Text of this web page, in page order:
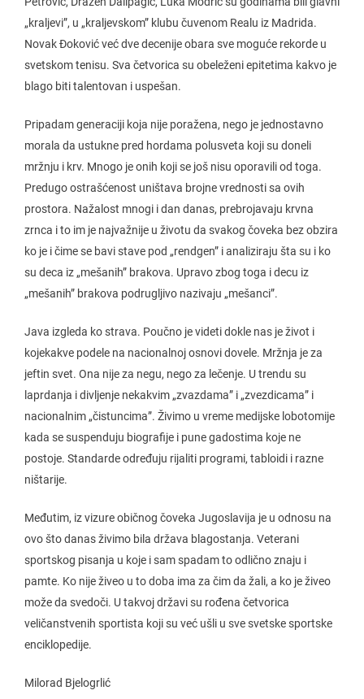
„kraljevi”, u „kraljevskom” klubu čuvenom Realu iz Madrida.
Novak Đoković već dve decenije obara sve moguće rekorde u
svetskom tenisu. Sva četvorica su obeleženi epitetima kakvo je
blago biti talentovan i uspešan.
Pripadam generaciji koja nije poražena, nego je jednostavno
morala da ustukne pred hordama polusveta koji su doneli
mržnju i krv. Mnogo je onih koji se još nisu oporavili od toga.
Predugo ostrašćenost uništava brojne vrednosti sa ovih
prostora. Nažalost mnogi i dan danas, prebrojavaju krvna
zrnca i to im je najvažnije u životu da svakog čoveka bez obzira
ko je i čime se bavi stave pod „rendgen” i analiziraju šta su i ko
su deca iz „mešanih” brakova. Upravo zbog toga i decu iz
„mešanih” brakova podrugljivo nazivaju „mešanci”.
Java izgleda ko strava. Poučno je videti dokle nas je život i
kojekakve podele na nacionalnoj osnovi dovele. Mržnja je za
jeftin svet. Ona nije za negu, nego za lečenje. U trendu su
laprdanja i divljenje nekakvim „zvazdama” i „zvezdicama” i
nacionalnim „čistuncima”. Živimo u vreme medijske lobotomije
kada se suspenduju biografije i pune gadostima koje ne
postoje. Standarde određuju rijaliti programi, tabloidi i razne
ništarije.
Međutim, iz vizure običnog čoveka Jugoslavija je u odnosu na
ovo što danas živimo bila država blagostanja. Veterani
sportskog pisanja u koje i sam spadam to odlično znaju i
pamte. Ko nije živeo u to doba ima za čim da žali, a ko je živeo
može da svedoči. U takvoj državi su rođena četvorica
veličanstvenih sportista koji su već ušli u sve svetske sportske
enciklopedije.
Milorad Bjelogrlić